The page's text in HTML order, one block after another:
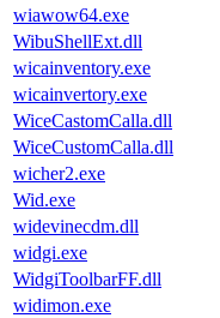
wiawow64.exe
WibuShellExt.dll
wicainventory.exe
wicainvertory.exe
WiceCastomCalla.dll
WiceCustomCalla.dll
wicher2.exe
Wid.exe
widevinecdm.dll
widgi.exe
WidgiToolbarFF.dll
widimon.exe